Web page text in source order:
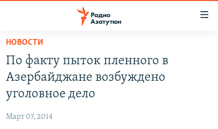
Перейти
основному
содержанию
Перейти
основной
навигации
ГЛАВНАЯ
НОВОСТИ
ПОЛИТИКА
ЭКОНОМИКА
НОВОСТИ
По факту пыток пленного в
Азербайджане возбуждено
уголовное дело
Март 07, 2014